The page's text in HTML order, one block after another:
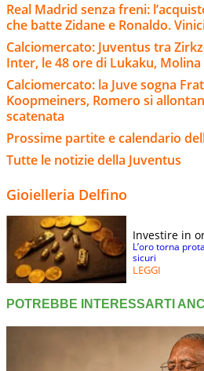
Real Madrid senza freni:
che batte Zidane e Ronaldo.
Calciomercato: Juventus tra
Inter, le 48 ore di Lukaku,
Calciomercato: la Juve sogna
Koopmeiners, Romero si
scatenata
Prossime partite e calendario
Tutte le notizie della Juventus
Gioielleria Delfino
Investire in
L’oro torna
sicuri
LEGGI